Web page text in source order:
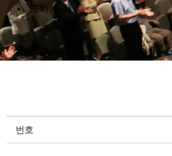
교회 소식
번호